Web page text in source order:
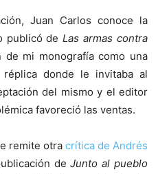
Juan Carlos conoce la
publicó deLas armas contra
de mi monografía como una
donde le invitaba al
del mismo y el editor
favoreció las ventas.
remite otra crítica de Andrés
deJunto al pueblo